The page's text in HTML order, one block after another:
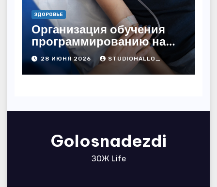
ЗДОРОВЬЕ
Организация обучения
программированию на
дому
28 ИЮНЯ 2026 STUDIOHALLO_
Golosnadezdi
ЗОЖ Life